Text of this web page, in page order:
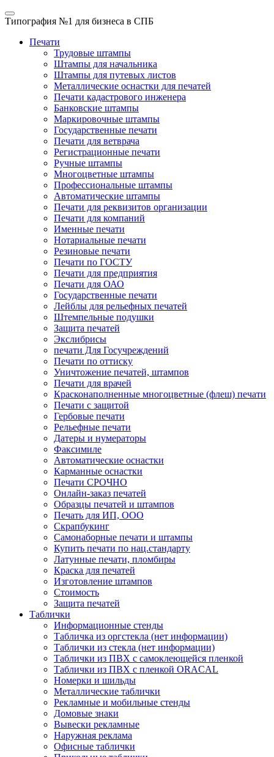
Типография №1 для бизнеса в СПБ
Печати
Трудовые штампы
Штампы для начальника
Штампы для путевых листов
Металлические оснастки для печатей
Печати кадастрового инженера
Банковские штампы
Маркировочные штампы
Государственные печати
Печати для ветврача
Регистрационные печати
Ручные штампы
Многоцветные штампы
Профессиональные штампы
Автоматические штампы
Печати для реквизитов организации
Печати для компаний
Именные печати
Нотариальные печати
Резиновые печати
Печати по ГОСТУ
Печати для предприятия
Печати для ОАО
Государственные печати
Лейблы для рельефных печатей
Штемпельные подушки
Защита печатей
Экслибрисы
печати Для Госучреждений
Печати по оттиску
Уничтожение печатей, штампов
Печати для врачей
Красконаполненные многоцветные (флеш) печати
Печати с защитой
Гербовые печати
Рельефные печати
Датеры и нумераторы
Факсимиле
Автоматические оснастки
Карманные оснастки
Печати СРОЧНО
Онлайн-заказ печатей
Образцы печатей и штампов
Печать для ИП, ООО
Скрапбукинг
Самонаборные печати и штампы
Купить печати по нац.стандарту
Латунные печати, пломбиры
Краска для печатей
Изготовление штампов
Стоимость
Защита печатей
Таблички
Информационные стенды
Табличка из оргстекла (нет информации)
Таблички из стекла (нет информации)
Таблички из ПВХ с самоклеющейся пленкой
Таблички из ПВХ с пленкой ORACAL
Номерки и шильды
Металлические таблички
Рекламные и мобильные стенды
Домовые знаки
Вывески рекламные
Наружная реклама
Офисные таблички